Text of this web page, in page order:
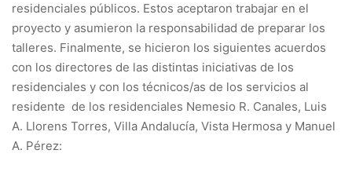
residenciales públicos. Estos aceptaron trabajar en el
proyecto y asumieron la responsabilidad de preparar los
talleres. Finalmente, se hicieron los siguientes acuerdos
con los directores de las distintas iniciativas de los
residenciales y con los técnicos/as de los servicios al
residente de los residenciales Nemesio R. Canales, Luis
A. Llorens Torres, Villa Andalucía, Vista Hermosa y Manuel
A. Pérez: